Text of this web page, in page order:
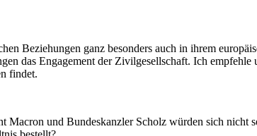
Beziehungen ganz besonders auch in ihrem
das Engagement der Zivilgesellschaft. Ich
findet.
Macron und Bundeskanzler Scholz würden sich nicht